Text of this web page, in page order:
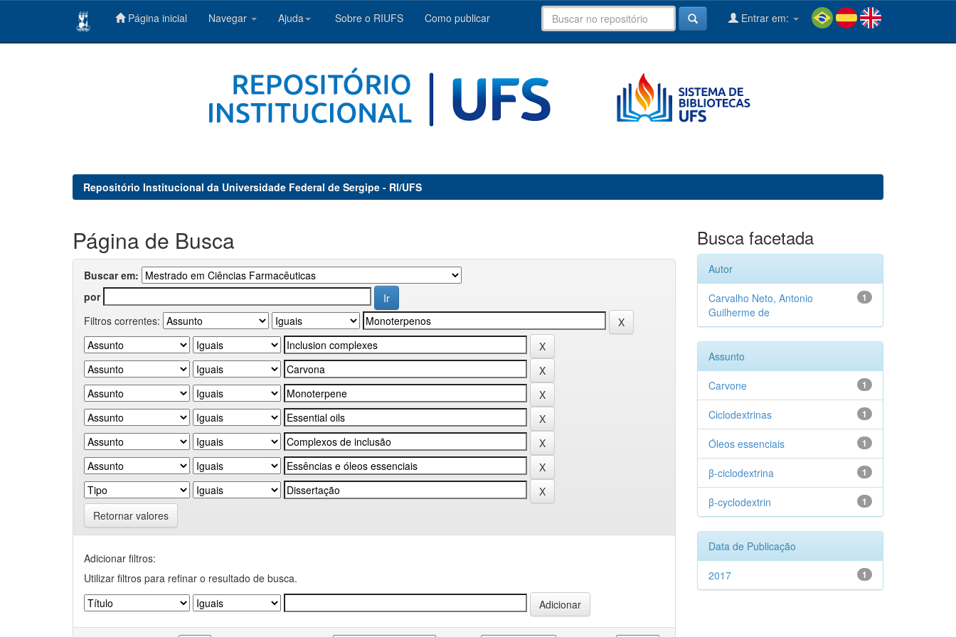
Página inicial Navegar Ajuda Sobre o RIUFS Como publicar Entrar em:
Repositório Institucional da Universidade Federal de Sergipe - RI/UFS
Página de Busca
Buscar em:
por
Filtros correntes:
Retornar valores
Adicionar filtros:
Utilizar filtros para refinar o resultado de busca.
Busca facetada
Autor
1
Carvalho Neto, Antonio
Guilherme de
Assunto
1
Carvone
1
Ciclodextrinas
1
Óleos essenciais
1
β-ciclodextrina
1
β-cyclodextrin
Data de Publicação
1
2017